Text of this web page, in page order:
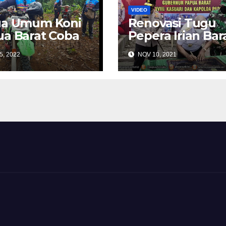
Umum Koni
Barat Coba
Trabas
2022
VIDEO
Renovasi Tugu
Pepera Irian
di Manokwari
NOV 10, 2021